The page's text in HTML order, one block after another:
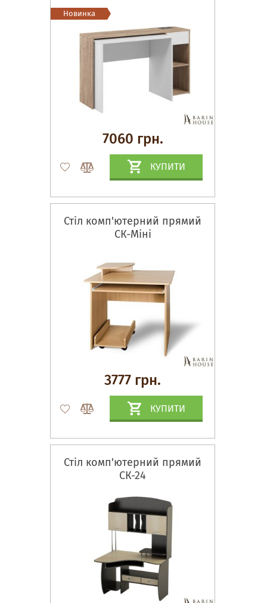
7060 грн.
КУПИТИ
Новинка
Стіл комп'ютерний прямий
СК-Міні
3777 грн.
КУПИТИ
Стіл комп'ютерний прямий
СК-24